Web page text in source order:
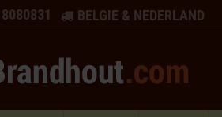
BELGIE & NEDERLAND